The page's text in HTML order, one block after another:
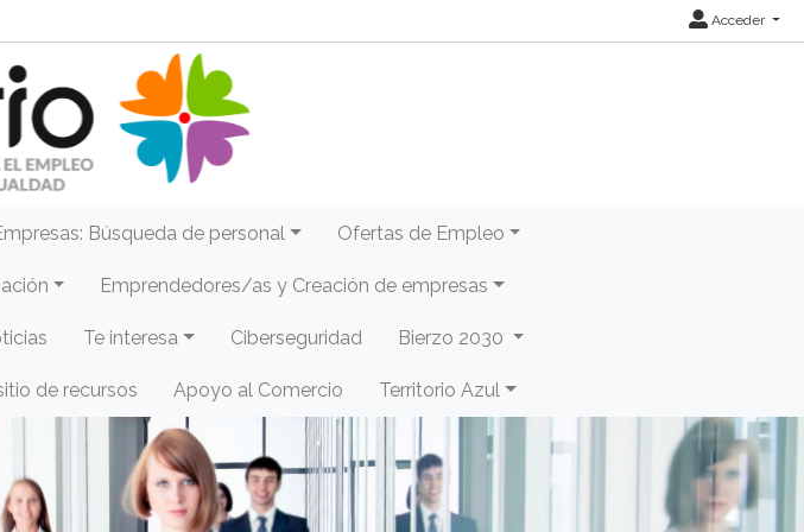
Acceder
Búsqueda de personal Ofertas de Empleo
Emprendedores/as y Creación de empresas
Te interesa Ciberseguridad Bierzo 2030
de recursos Apoyo al Comercio Territorio Azul